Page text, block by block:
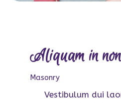
Aliquam in non
Masonry
Vestibulum dui